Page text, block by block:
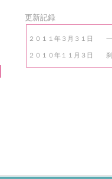
更新記録